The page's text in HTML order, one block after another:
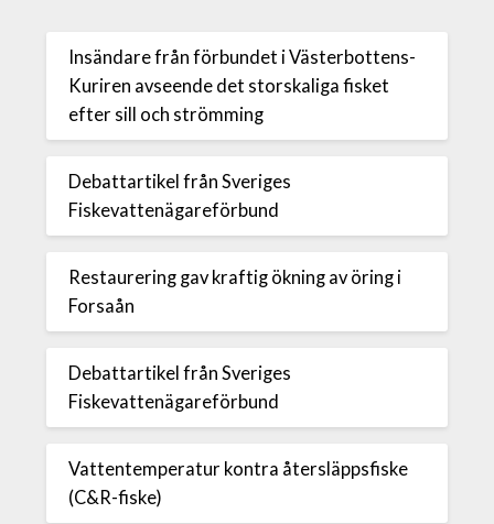
Insändare från förbundet i Västerbottens-
Kuriren avseende det storskaliga fisket
efter sill och strömming
Debattartikel från Sveriges
Fiskevattenägareförbund
Restaurering gav kraftig ökning av öring i
Forsaån
Debattartikel från Sveriges
Fiskevattenägareförbund
Vattentemperatur kontra återsläppsfiske
(C&R-fiske)